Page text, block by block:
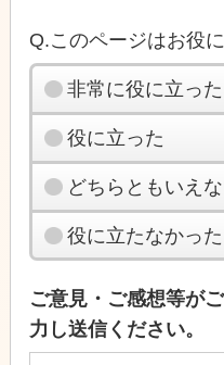
Q.このページはお役
非常に役に立った
役に立った
どちらともいえ
役に立たなかった
ご意見・ご感想等が
力し送信ください。